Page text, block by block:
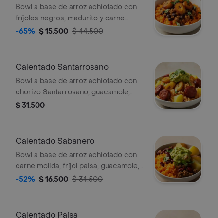
Bowl a base de arroz achiotado con
fríjoles negros, madurito y carne
molida. Recomendado con adición de
-65% $ 15.500 $ 44.500
Calentado Santarrosano
Bowl a base de arroz achiotado con
chorizo Santarrosano, guacamole,
papa, madurito y un toque de cilantro.
$ 31.500
Calentado Sabanero
Bowl a base de arroz achiotado con
carne molida, fríjol paisa, guacamole,
papa y un toque de cilantro.
-52% $ 16.500 $ 34.500
Calentado Paisa